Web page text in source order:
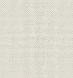
1907(明治
年度